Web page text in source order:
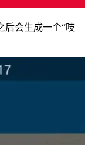
后会生成一个“吱